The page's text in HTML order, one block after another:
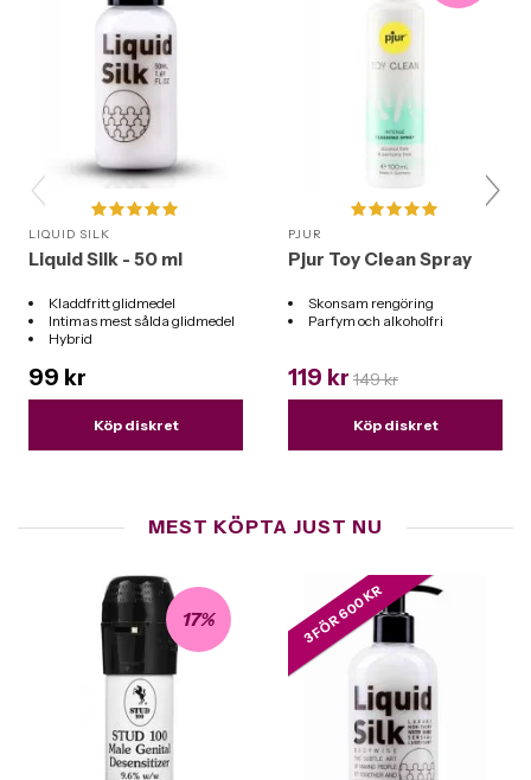
LIQUID SILK
Liquid Silk - 50 ml
Kladdfritt glidmedel
Intimas mest sålda glidmedel
Hybrid
99 kr
Köp diskret
PJUR
Pjur Toy Clean Spray
Skonsam rengöring
Parfym och alkoholfri
119 kr 149 kr
Köp diskret
MEST KÖPTA JUST NU
17% 3 FÖR 600 KR